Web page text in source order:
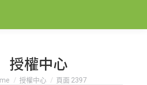
授權中心
are here:
授權中心 頁面 2397